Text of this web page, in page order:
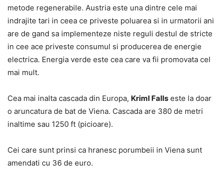
metode regenerabile. Austria este una dintre cele mai
indrajite tari in ceea ce priveste poluarea si in urmatorii ani
are de gand sa implementeze niste reguli destul de stricte
in cee ace priveste consumul si producerea de energie
electrica. Energia verde este cea care va fii promovata cel
mai mult.
Cea mai inalta cascada din Europa, Kriml Falls este la doar
o aruncatura de bat de Viena. Cascada are 380 de metri
inaltime sau 1250 ft (picioare).
Cei care sunt prinsi ca hranesc porumbeii in Viena sunt
amendati cu 36 de euro.